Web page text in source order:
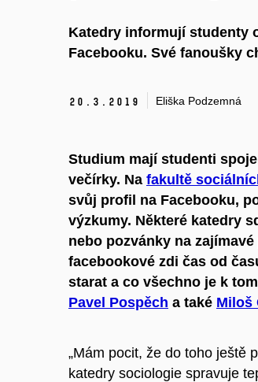
Katedry informují studenty
Facebooku. Své fanoušky
20. 3. 2019 Eliška Podzemná
Studium mají studenti
večírky. Na fakultě
svůj profil na Facebooku,
výzkumy. Některé katedry
nebo pozvánky na
facebookové zdi čas od
starat a co všechno je k
Pavel Pospěch a také Miloš
„Mám pocit, že do toho ještě
katedry sociologie spravuje